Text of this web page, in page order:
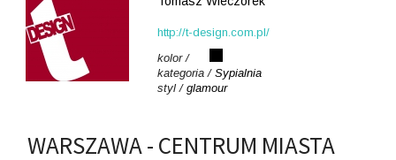
http://t-design.com.pl/
kolor /
kategoria / Sypialnia
styl / glamour
WARSZAWA - CENTRUM MIASTA